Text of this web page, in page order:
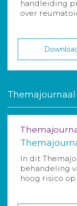
handleiding
over
Themajournaal
In dit
behandeling
hoog risico op